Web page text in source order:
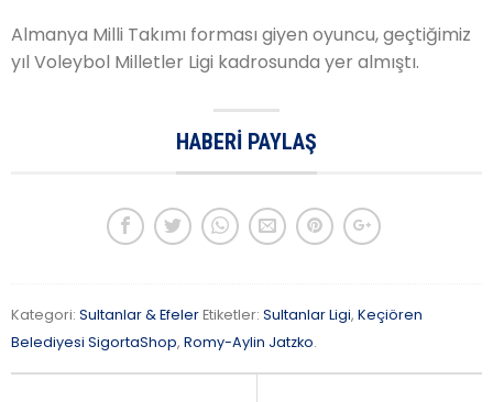
Almanya Milli Takımı forması giyen oyuncu, geçtiğimiz
yıl Voleybol Milletler Ligi kadrosunda yer almıştı.
HABERI PAYLAŞ
Kategori: Sultanlar & EfelerEtiketler: Sultanlar Ligi, Keçiören
Belediyesi SigortaShop, Romy-Aylin Jatzko.